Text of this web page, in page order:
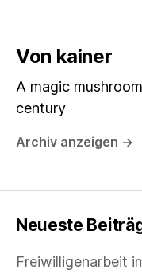
Von kainer
A magic
century
Archiv anzeigen →
Neueste
Freiwilligenarbeit